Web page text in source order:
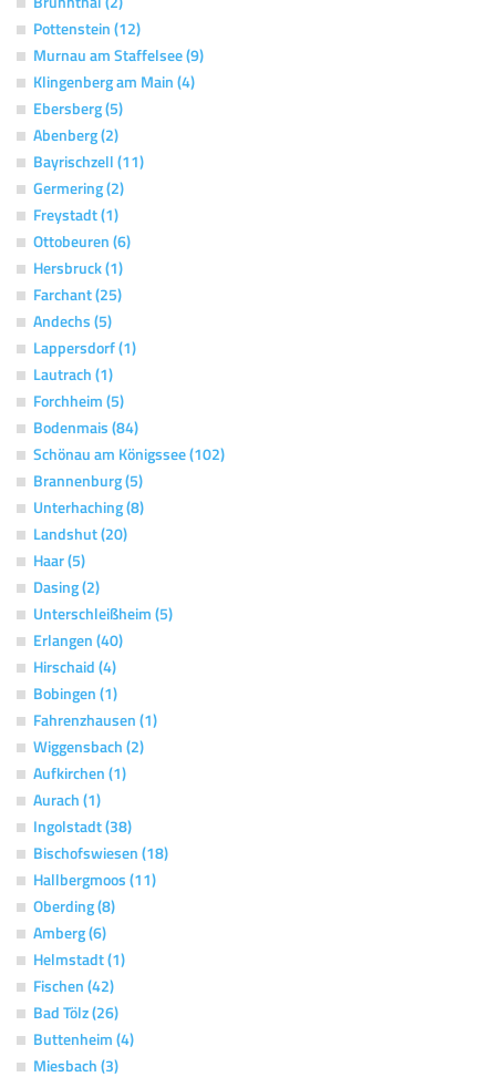
Pottenstein (12)
Murnau am Staffelsee (9)
Klingenberg am Main (4)
Ebersberg (5)
Abenberg (2)
Bayrischzell (11)
Germering (2)
Freystadt (1)
Ottobeuren (6)
Hersbruck (1)
Farchant (25)
Andechs (5)
Lappersdorf (1)
Lautrach (1)
Forchheim (5)
Bodenmais (84)
Schönau am Königssee (102)
Brannenburg (5)
Unterhaching (8)
Landshut (20)
Haar (5)
Dasing (2)
Unterschleißheim (5)
Erlangen (40)
Hirschaid (4)
Bobingen (1)
Fahrenzhausen (1)
Wiggensbach (2)
Aufkirchen (1)
Aurach (1)
Ingolstadt (38)
Bischofswiesen (18)
Hallbergmoos (11)
Oberding (8)
Amberg (6)
Helmstadt (1)
Fischen (42)
Bad Tölz (26)
Buttenheim (4)
Miesbach (3)